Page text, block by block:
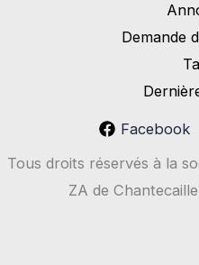
Demande
Facebook
Tous droits réservés à la
ZA de